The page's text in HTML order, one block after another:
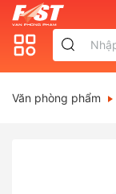
Văn phòng phẩm